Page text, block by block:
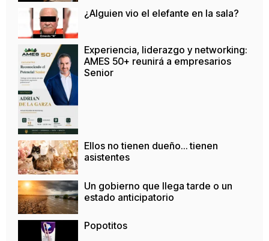
¿Alguien vio el elefante en la sala?
Experiencia, liderazgo y networking:
AMES 50+ reunirá a empresarios
Senior
Ellos no tienen dueño… tienen
asistentes
Un gobierno que llega tarde o un
estado anticipatorio
Popotitos